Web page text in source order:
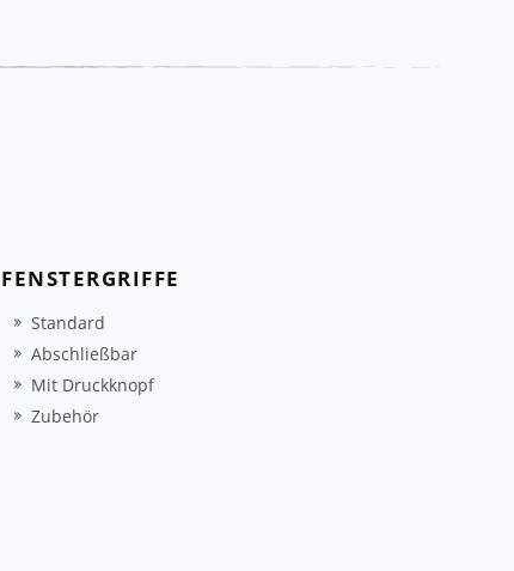
FENSTERGRIFFE
Standard
Abschließbar
Mit Druckknopf
Zubehör